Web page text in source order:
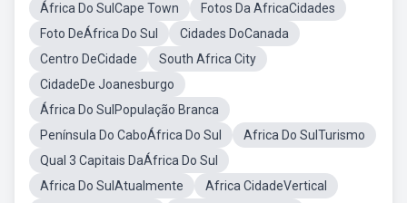
África Do SulCape Town
Fotos Da AfricaCidades
Foto DeÁfrica Do Sul
Cidades DoCanada
Centro DeCidade
South Africa City
CidadeDe Joanesburgo
África Do SulPopulação Branca
Península Do CaboÁfrica Do Sul
Africa Do SulTurismo
Qual 3 Capitais DaÁfrica Do Sul
Africa Do SulAtualmente
Africa CidadeVertical